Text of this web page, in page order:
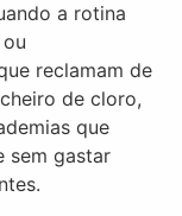
a rotina
reclamam de
de cloro,
que
sem gastar